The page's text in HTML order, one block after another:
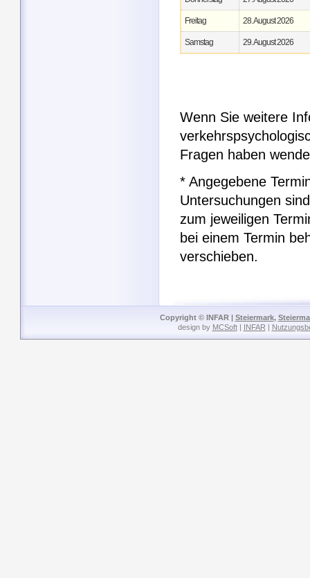
Freitag 28. August 2026
Samstag 29. August 2026
Wenn Sie weitere
Fragen haben
* Angegebene
Untersuchungen
zum jeweiligen
bei einem Termin
verschieben.
Copyright © INFAR | Steiermark,
design by MCSoft| INFAR |